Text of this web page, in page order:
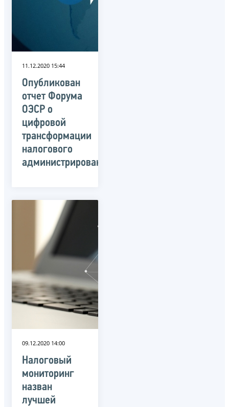
11.12.2020 15:44
Опубликован
отчет Форума
ОЭСР о
цифровой
трансформации
налогового
администрирования
09.12.2020 14:00
Налоговый
мониторинг
назван
лучшей